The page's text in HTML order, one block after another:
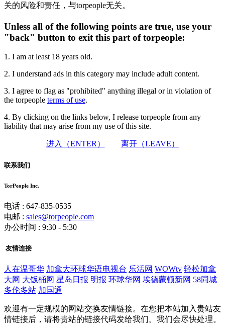
关的风险和责任，与torpeople无关。
Unless all of the following points are true, use your
"back" button to exit this part of torpeople:
1. I am at least 18 years old.
2. I understand ads in this category may include adult content.
3. I agree to flag as "prohibited" anything illegal or in violation of
the torpeople terms of use.
4. By clicking on the links below, I release torpeople from any
liability that may arise from my use of this site.
进入（ENTER） 离开（LEAVE）
联系我们
TorPeople Inc.
电话 : 647-835-0535
电邮 : sales@torpeople.com
办公时间 : 9:30 - 5:30
友情连接
人在温哥华 加拿大环球华语电视台 乐活网 WOWtv 轻松加拿
大网 大饭桶网 星岛日报 明报 环球华网 埃德蒙顿新网 58同城
多伦多站 加国通
欢迎有一定规模的网站交换友情链接。在您把本站加入贵站友
情链接后，请将贵站的链接代码发给我们。我们会尽快处理。